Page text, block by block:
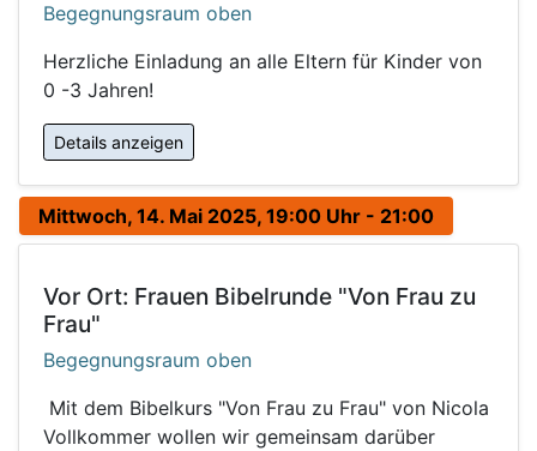
Begegnungsraum oben
Herzliche Einladung an alle Eltern für Kinder von
0 -3 Jahren!
Details anzeigen
Mittwoch, 14. Mai 2025, 19:00 Uhr - 21:00
Vor Ort: Frauen Bibelrunde "Von Frau zu
Frau"
Begegnungsraum oben
Mit dem Bibelkurs "Von Frau zu Frau" von Nicola
Vollkommer wollen wir gemeinsam darüber